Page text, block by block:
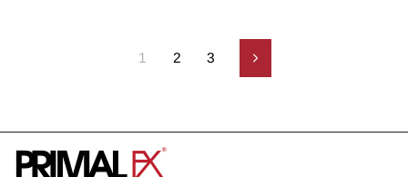
1 2 3 Siguiente